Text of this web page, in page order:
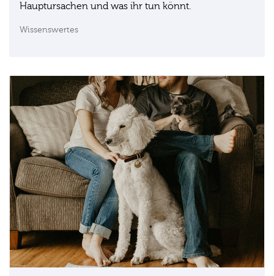
Hauptursachen und was ihr tun könnt.
Wissenswertes